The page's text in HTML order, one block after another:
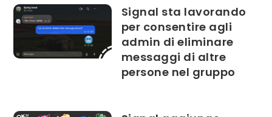
Signal sta lavorando
per consentire agli
admin di eliminare
messaggi di altre
persone nel gruppo